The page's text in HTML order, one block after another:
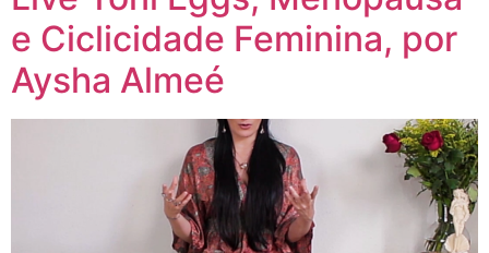
e Ciclicidade Feminina, por
Aysha Almeé